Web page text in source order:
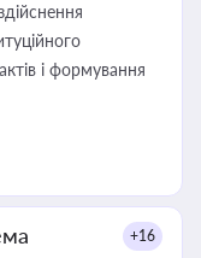
і формування
+16